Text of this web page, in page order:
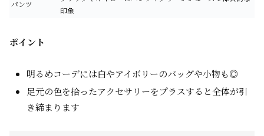
パンツ
印象
ポイント
明るめコーデには白やアイボリーのバッグや小物も◎
足元の色を拾ったアクセサリーをプラスすると全体が引
き締まります